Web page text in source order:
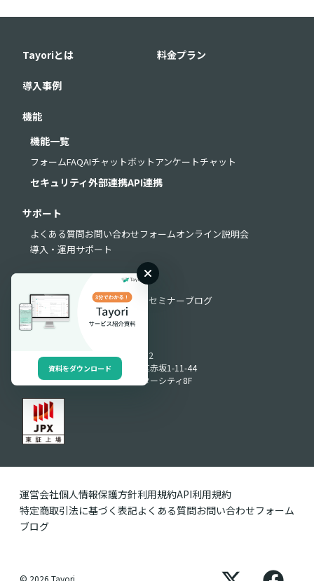
Tayoriとは 料金プラン
導入事例
機能
機能一覧
フォームFAQAIチャットボットアンケートチャット
セキュリティ外部連携API連携
サポート
よくある質問お問い合わせフォームオンライン説明会
導入・運用サポート
お役立ち資料 動画ライブラリ セミナーブログ
Produced by
〒107-0052
東京都港区赤坂1-11-44
赤坂インターシティ8F
運営会社個人情報保護方針利用規約API利用規約
特定商取引法に基づく表記よくある質問お問い合わせフォーム
ブログ
© 2026 Tayori
資料をダウンロード